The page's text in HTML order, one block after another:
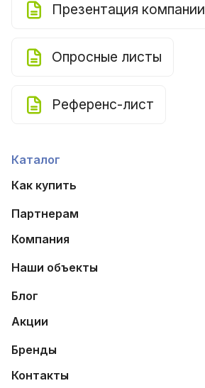
Презентация компании
Опросные листы
Референс-лист
Каталог
Как купить
Партнерам
Компания
Наши объекты
Блог
Акции
Бренды
Контакты